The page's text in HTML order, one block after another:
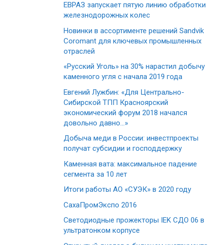
ЕВРАЗ запускает пятую линию обработки
железнодорожных колес
Новинки в ассортименте решений Sandvik
Coromant для ключевых промышленных
отраслей
«Русский Уголь» на 30% нарастил добычу
каменного угля с начала 2019 года
Евгений Лужбин: «Для Центрально-
Сибирской ТПП Красноярский
экономический форум 2018 начался
довольно давно…»
Добыча меди в России: инвестпроекты
получат субсидии и господдержку
Каменная вата: максимальное падение
сегмента за 10 лет
Итоги работы АО «СУЭК» в 2020 году
СахаПромЭкспо 2016
Светодиодные прожекторы IEK СДО 06 в
ультратонком корпусе